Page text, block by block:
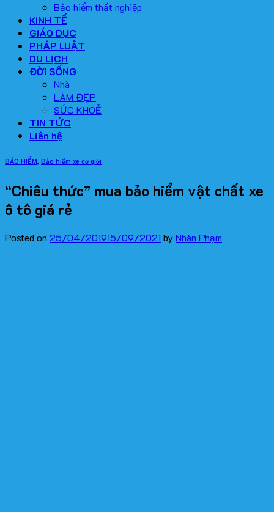
Bảo hiểm thất nghiệp
KINH TẾ
GIÁO DỤC
PHÁP LUẬT
DU LỊCH
ĐỜI SỐNG
Nhà
LÀM ĐẸP
SỨC KHOẺ
TIN TỨC
Liên hệ
BẢO HIỂM, Bảo hiểm xe cơ giới
“Chiêu thức” mua bảo hiểm vật chất xe
ô tô giá rẻ
Posted on 25/04/201915/09/2021 byNhàn Phạm